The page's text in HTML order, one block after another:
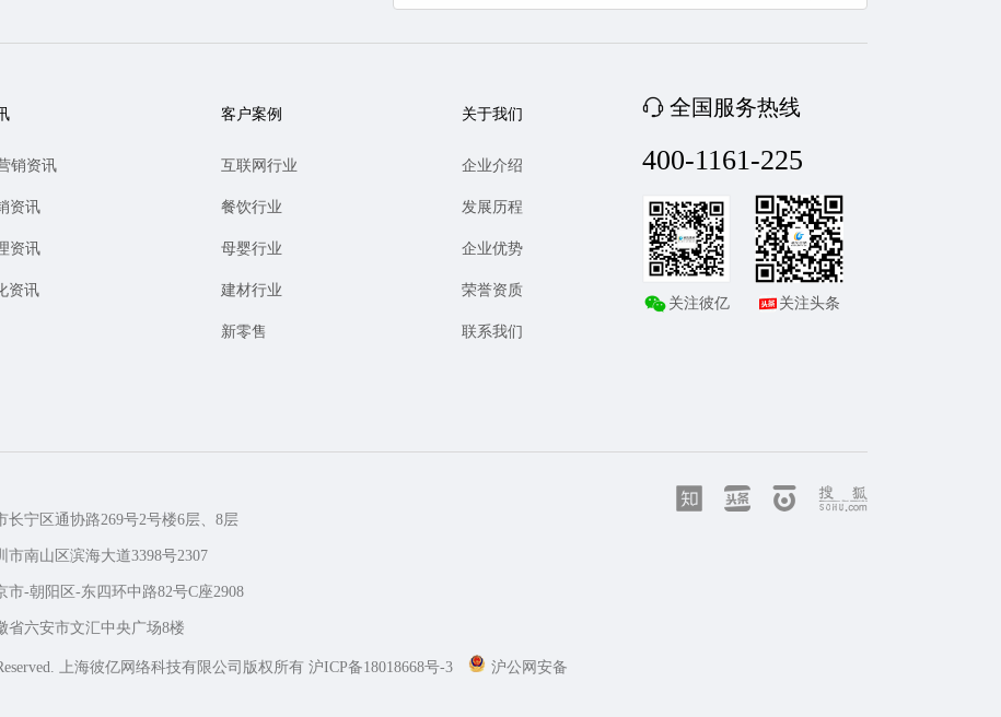
全国服务热线
400-1161-225
关注彼亿 关注头条
销资讯
资讯
资讯
资讯
客户案例
互联网行业
餐饮行业
母婴行业
建材行业
新零售
关于我们
企业介绍
发展历程
企业优势
荣誉资质
联系我们
长宁区通协路269号2号楼6层、8层
市南山区滨海大道3398号2307
市-朝阳区-东四环中路82号C座2908
省六安市文汇中央广场8楼
上海彼亿网络科技有限公司版权所有 沪ICP备18018668号-3
沪公网安备